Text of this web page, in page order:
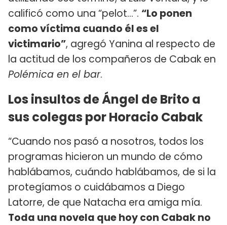
calificó como una “pelot...”. “Lo ponen
como víctima cuando él es el
victimario”, agregó Yanina al respecto de
la actitud de los compañeros de Cabak en
Polémica en el bar.
Los insultos de Ángel de Brito a
sus colegas por Horacio Cabak
“Cuando nos pasó a nosotros, todos los
programas hicieron un mundo de cómo
hablábamos, cuándo hablábamos, de si la
protegíamos o cuidábamos a Diego
Latorre, de que Natacha era amiga mía.
Toda una novela que hoy con Cabak no